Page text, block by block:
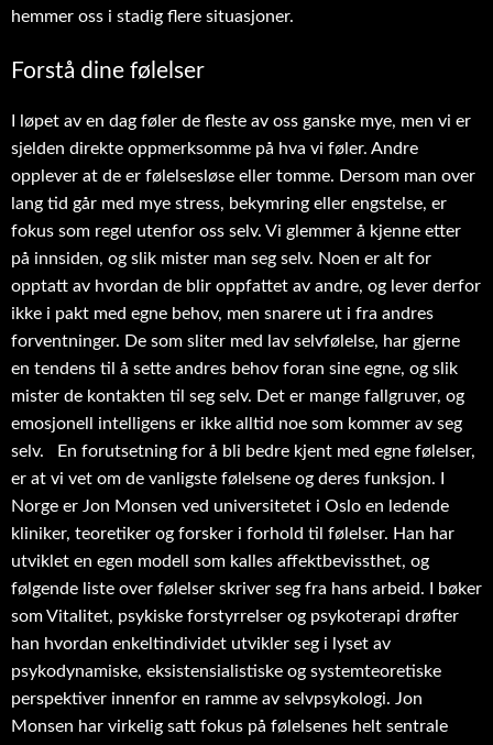
hemmer oss i stadig flere situasjoner.
Forstå dine følelser
I løpet av en dag føler de fleste av oss ganske mye, men vi er
sjelden direkte oppmerksomme på hva vi føler. Andre
opplever at de er følelsesløse eller tomme. Dersom man over
lang tid går med mye stress, bekymring eller engstelse, er
fokus som regel utenfor oss selv. Vi glemmer å kjenne etter
på innsiden, og slik mister man seg selv. Noen er alt for
opptatt av hvordan de blir oppfattet av andre, og lever derfor
ikke i pakt med egne behov, men snarere ut i fra andres
forventninger. De som sliter med lav selvfølelse, har gjerne
en tendens til å sette andres behov foran sine egne, og slik
mister de kontakten til seg selv. Det er mange fallgruver, og
emosjonell intelligens er ikke alltid noe som kommer av seg
selv. En forutsetning for å bli bedre kjent med egne følelser,
er at vi vet om de vanligste følelsene og deres funksjon. I
Norge er Jon Monsen ved universitetet i Oslo en ledende
kliniker, teoretiker og forsker i forhold til følelser. Han har
utviklet en egen modell som kalles affektbevissthet, og
følgende liste over følelser skriver seg fra hans arbeid. I bøker
som Vitalitet, psykiske forstyrrelser og psykoterapi drøfter
han hvordan enkeltindividet utvikler seg i lyset av
psykodynamiske, eksistensialistiske og systemteoretiske
perspektiver innenfor en ramme av selvpsykologi. Jon
Monsen har virkelig satt fokus på følelsenes helt sentrale